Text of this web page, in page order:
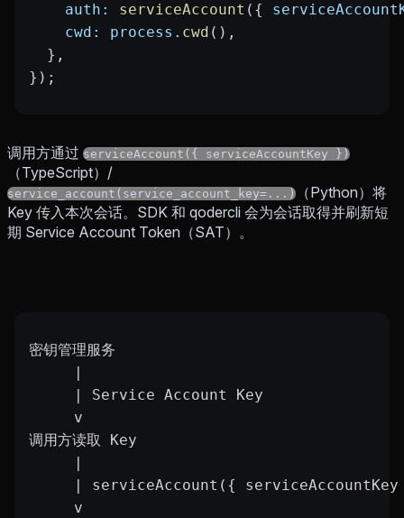
    auth:
serviceAccount ({
    cwd:
process . cwd (),
  },
});
调用方通过 serviceAccount({ serviceAccountKey })
（TypeScript）/
service_account(service_account_key=...)
（Python）将
Key 传入本次会话。SDK 和 qodercli 会为会话取得并刷新短
期 Service Account Token（SAT）。
密钥管理服务
     | Service Account Key
     v
调用方读取 Key
| serviceAccount({ serviceAccountKey
     v